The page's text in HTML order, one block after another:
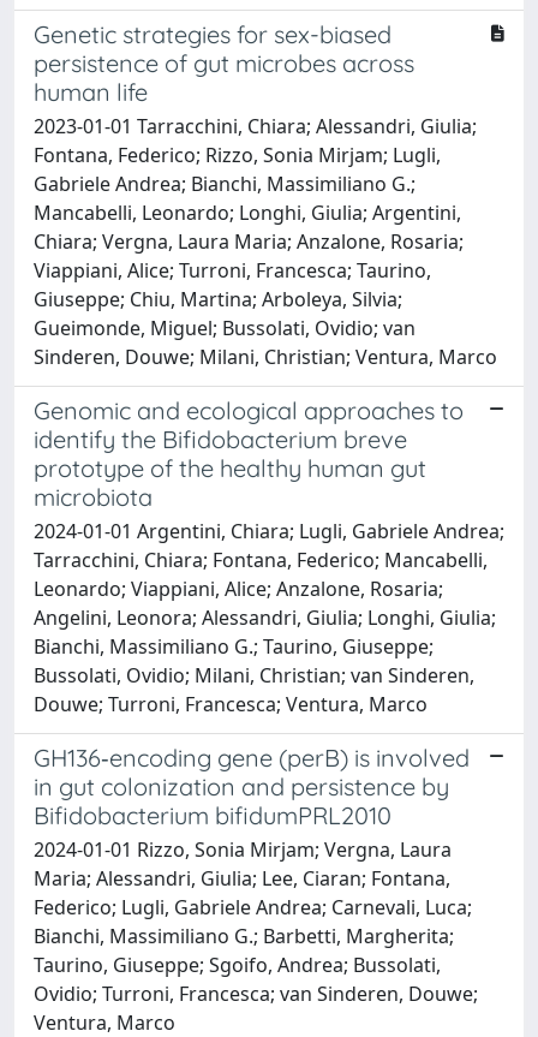
Genetic strategies for sex-biased
persistence of gut microbes across
human life
2023-01-01 Tarracchini, Chiara; Alessandri, Giulia;
Fontana, Federico; Rizzo, Sonia Mirjam; Lugli,
Gabriele Andrea; Bianchi, Massimiliano G.;
Mancabelli, Leonardo; Longhi, Giulia; Argentini,
Chiara; Vergna, Laura Maria; Anzalone, Rosaria;
Viappiani, Alice; Turroni, Francesca; Taurino,
Giuseppe; Chiu, Martina; Arboleya, Silvia;
Gueimonde, Miguel; Bussolati, Ovidio; van
Sinderen, Douwe; Milani, Christian; Ventura, Marco
Genomic and ecological approaches to
identify the Bifidobacterium breve
prototype of the healthy human gut
microbiota
2024-01-01 Argentini, Chiara; Lugli, Gabriele Andrea;
Tarracchini, Chiara; Fontana, Federico; Mancabelli,
Leonardo; Viappiani, Alice; Anzalone, Rosaria;
Angelini, Leonora; Alessandri, Giulia; Longhi, Giulia;
Bianchi, Massimiliano G.; Taurino, Giuseppe;
Bussolati, Ovidio; Milani, Christian; van Sinderen,
Douwe; Turroni, Francesca; Ventura, Marco
GH136‐encoding gene (perB) is involved
in gut colonization and persistence by
Bifidobacterium bifidumPRL2010
2024-01-01 Rizzo, Sonia Mirjam; Vergna, Laura
Maria; Alessandri, Giulia; Lee, Ciaran; Fontana,
Federico; Lugli, Gabriele Andrea; Carnevali, Luca;
Bianchi, Massimiliano G.; Barbetti, Margherita;
Taurino, Giuseppe; Sgoifo, Andrea; Bussolati,
Ovidio; Turroni, Francesca; van Sinderen, Douwe;
Ventura, Marco